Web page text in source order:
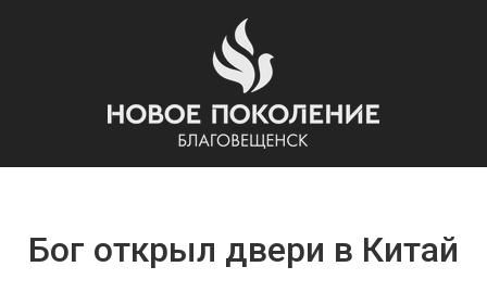
Бог открыл двери в Китай